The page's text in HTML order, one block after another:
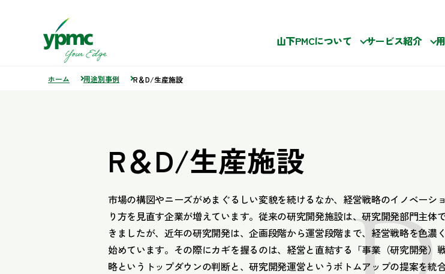
山下PMCについて サービス紹介
ホーム 用途別事例 R＆D/生産施設
R＆D/生産施設
市場の構図やニーズがめまぐるしい変貌を続けるなか、経営戦略のイノベーシ
り方を見直す企業が増えています。従来の研究開発施設は、研究開発部門主体
きましたが、近年の研究開発は、企画段階から運営段階まで、経営戦略を色濃
始めています。その際にカギを握るのは、経営と直結する「事業（研究開発）
略というトップダウンの判断と、研究開発運営というボトムアップの提案を統